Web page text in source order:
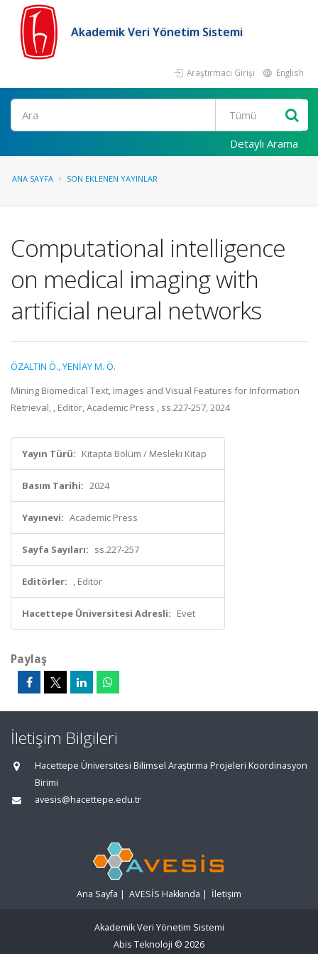
Akademik Veri Yönetim Sistemi
Araştırmacı Girişi English
Ara
Detaylı Arama
ANA SAYFA SON EKLENEN YAYINLAR
Computational intelligence
on medical imaging with
artificial neural networks
ÖZALTIN Ö.,YENİAY M. Ö.
Mining Biomedical Text, Images and Visual Features for Information
Retrieval, , Editör, Academic Press , ss.227-257, 2024
Yayın Türü: Kitapta Bölüm / Mesleki Kitap
Basım Tarihi: 2024
Yayınevi: Academic Press
Sayfa Sayıları: ss.227-257
Editörler: , Editör
Hacettepe Üniversitesi Adresli: Evet
Paylaş
İletişim Bilgileri
Hacettepe Üniversitesi Bilimsel Araştırma Projeleri Koordinasyon
Birimi
avesis@hacettepe.edu.tr
Ana Sayfa | AVESİS Hakkında | İletişim
Akademik Veri Yönetim Sistemi
Abis Teknoloji © 2026